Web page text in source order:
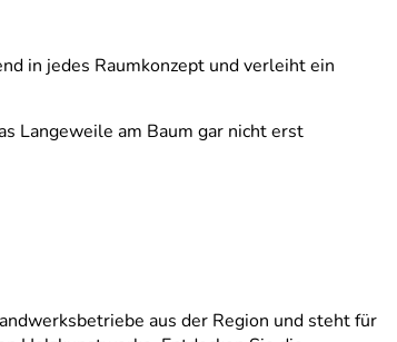
in jedes Raumkonzept und verleiht ein
Langeweile am Baum gar nicht erst
aus der Region und steht für